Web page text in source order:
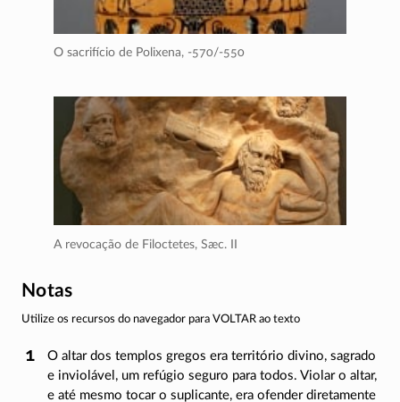
O sacrifício de Polixena, -570/-550
A revocação de Filoctetes, Sæc. II
Notas
Utilize os recursos do navegador para VOLTAR ao texto
O altar dos templos gregos era território divino, sagrado
e inviolável, um refúgio seguro para todos. Violar o altar,
e até mesmo tocar o suplicante, era ofender diretamente